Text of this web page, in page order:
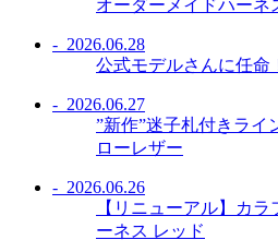
オーダーメイドハーネ
- 2026.06.28
公式モデルさんに任命
- 2026.06.27
”新作”迷子札付きラ
ローレザー
- 2026.06.26
【リニューアル】カ
ーネス レッド